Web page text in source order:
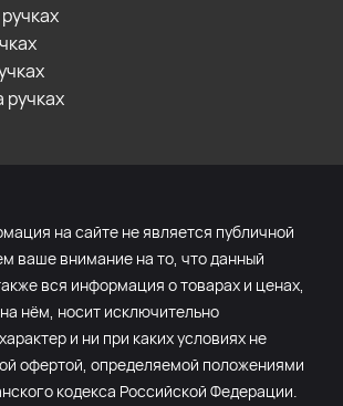
на сайте не является публичной
ваше внимание на то, что данный
вся информация о товарах и ценах,
нём, носит исключительно
и ни при каких условиях не
офертой, определяемой положениями
кодекса Российской Федерации.